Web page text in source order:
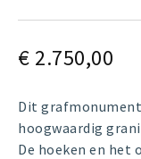
€ 2.750,00
Dit
hoogwaardig
De hoeken en het